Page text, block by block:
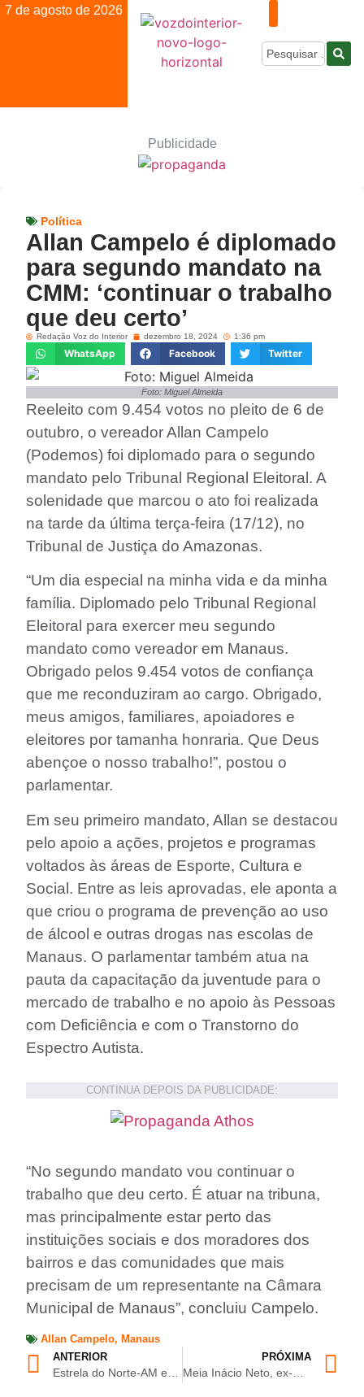
7 de agosto de 2026
Publicidade
Política
Allan Campelo é diplomado
para segundo mandato na
CMM: ‘continuar o trabalho
que deu certo’
Redação Voz do Interior dezembro 18, 2024 1:36 pm
WhatsApp Facebook Twitter
Foto: Miguel Almeida
Reeleito com 9.454 votos no pleito de 6 de
outubro, o vereador Allan Campelo
(Podemos) foi diplomado para o segundo
mandato pelo Tribunal Regional Eleitoral. A
solenidade que marcou o ato foi realizada
na tarde da última terça-feira (17/12), no
Tribunal de Justiça do Amazonas.
“Um dia especial na minha vida e da minha
família. Diplomado pelo Tribunal Regional
Eleitoral para exercer meu segundo
mandato como vereador em Manaus.
Obrigado pelos 9.454 votos de confiança
que me reconduziram ao cargo. Obrigado,
meus amigos, familiares, apoiadores e
eleitores por tamanha honraria. Que Deus
abençoe o nosso trabalho!”, postou o
parlamentar.
Em seu primeiro mandato, Allan se destacou
pelo apoio a ações, projetos e programas
voltados às áreas de Esporte, Cultura e
Social. Entre as leis aprovadas, ele aponta a
que criou o programa de prevenção ao uso
de álcool e outras drogas nas escolas de
Manaus. O parlamentar também atua na
pauta da capacitação da juventude para o
mercado de trabalho e no apoio às Pessoas
com Deficiência e com o Transtorno do
Espectro Autista.
CONTINUA DEPOIS DA PUBLICIDADE:
“No segundo mandato vou continuar o
trabalho que deu certo. É atuar na tribuna,
mas principalmente estar perto das
instituições sociais e dos moradores dos
bairros e das comunidades que mais
precisam de um representante na Câmara
Municipal de Manaus”, concluiu Campelo.
Allan Campelo, Manaus
ANTERIOR
PRÓXIMA